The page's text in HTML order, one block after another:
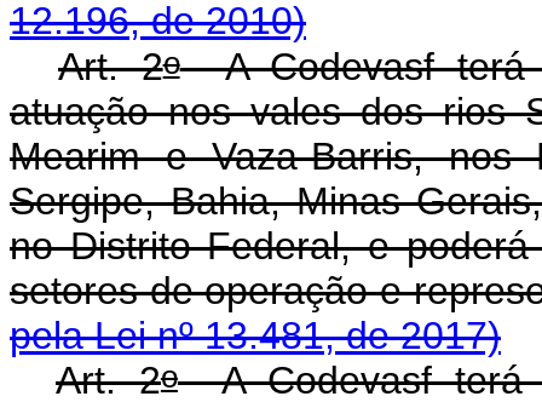
12.196, de 2010)
Art. 2oA Codevasf terá
atuação nos vales dos rios
Mearim e Vaza-Barris, nos
Sergipe, Bahia, Minas
no Distrito Federal, e
setores de operação e
pela Lei nº 13.481, de 2017)
Art. 2oA Codevasf terá